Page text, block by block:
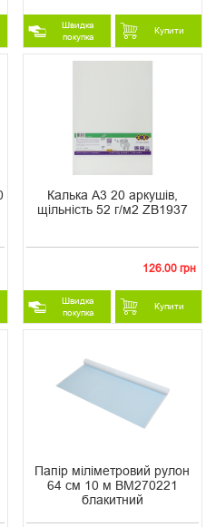
Швидка
покупка
Купити
Калька А3 20 аркушів,
щільність 52 г/м2 ZB1937
126.00 грн
Швидка
покупка
Купити
Папір міліметровий рулон
64 см 10 м ВМ270221
блакитний